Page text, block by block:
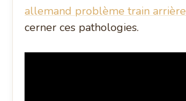
allemand problème train arrière
cerner ces pathologies.